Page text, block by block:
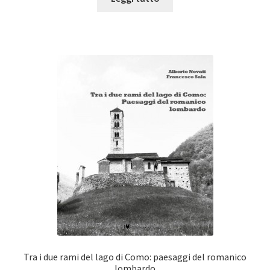
Tra i due rami del lago di Como: paesaggi del romanico